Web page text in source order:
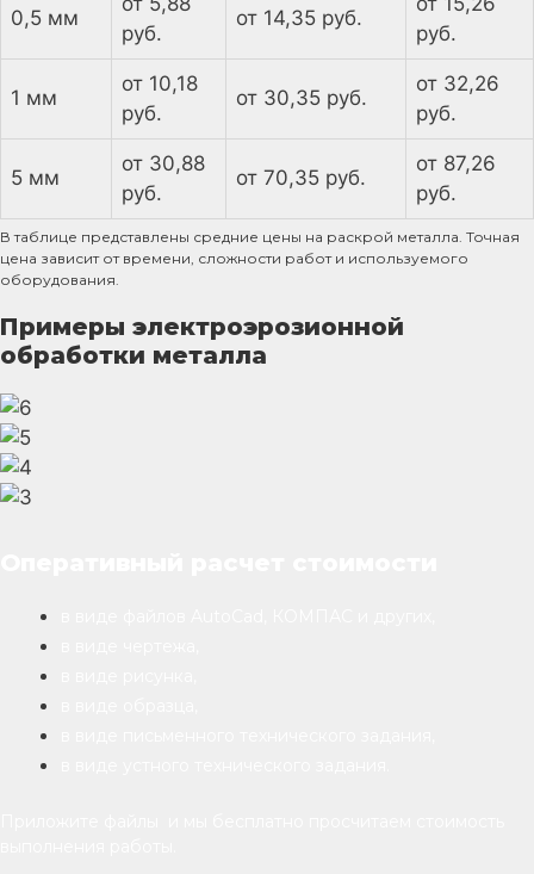
0,5 мм
руб.
от 14,35 руб.
руб.
1 мм
от 10,18
руб.
от 30,35 руб.
от 32,26
руб.
5 мм
от 30,88
руб.
от 70,35 руб.
от 87,26
руб.
В таблице представлены средние цены на раскрой металла. Точная
цена зависит от времени, сложности работ и используемого
оборудования.
Примеры электроэрозионной
обработки металла